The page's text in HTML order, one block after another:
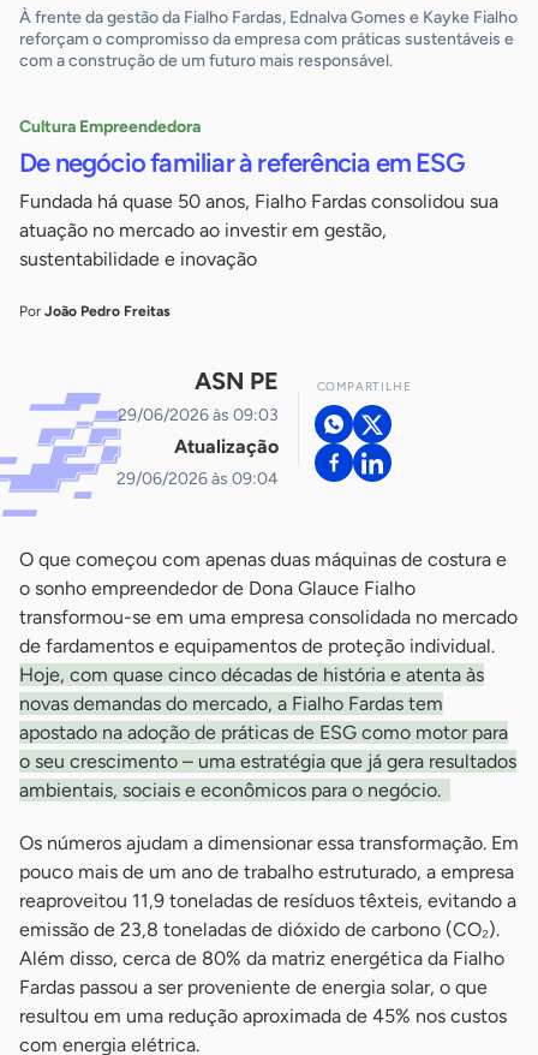
À frente da gestão da Fialho Fardas, Ednalva Gomes e Kayke Fialho
reforçam o compromisso da empresa com práticas sustentáveis e
com a construção de um futuro mais responsável.
Cultura Empreendedora
De negócio familiar à referência em ESG
Fundada há quase 50 anos, Fialho Fardas consolidou sua
atuação no mercado ao investir em gestão,
sustentabilidade e inovação
Por João Pedro Freitas
ASN PE
29/06/2026 às 09:03
Atualização
29/06/2026 às 09:04
COMPARTILHE
O que começou com apenas duas máquinas de costura e
o sonho empreendedor de Dona Glauce Fialho
transformou-se em uma empresa consolidada no mercado
de fardamentos e equipamentos de proteção individual.
Hoje, com quase cinco décadas de história e atenta às
novas demandas do mercado, a Fialho Fardas tem
apostado na adoção de práticas de ESG como motor para
o seu crescimento – uma estratégia que já gera resultados
ambientais, sociais e econômicos para o negócio.
Os números ajudam a dimensionar essa transformação. Em
pouco mais de um ano de trabalho estruturado, a empresa
reaproveitou 11,9 toneladas de resíduos têxteis, evitando a
emissão de 23,8 toneladas de dióxido de carbono (CO₂).
Além disso, cerca de 80% da matriz energética da Fialho
Fardas passou a ser proveniente de energia solar, o que
resultou em uma redução aproximada de 45% nos custos
com energia elétrica.